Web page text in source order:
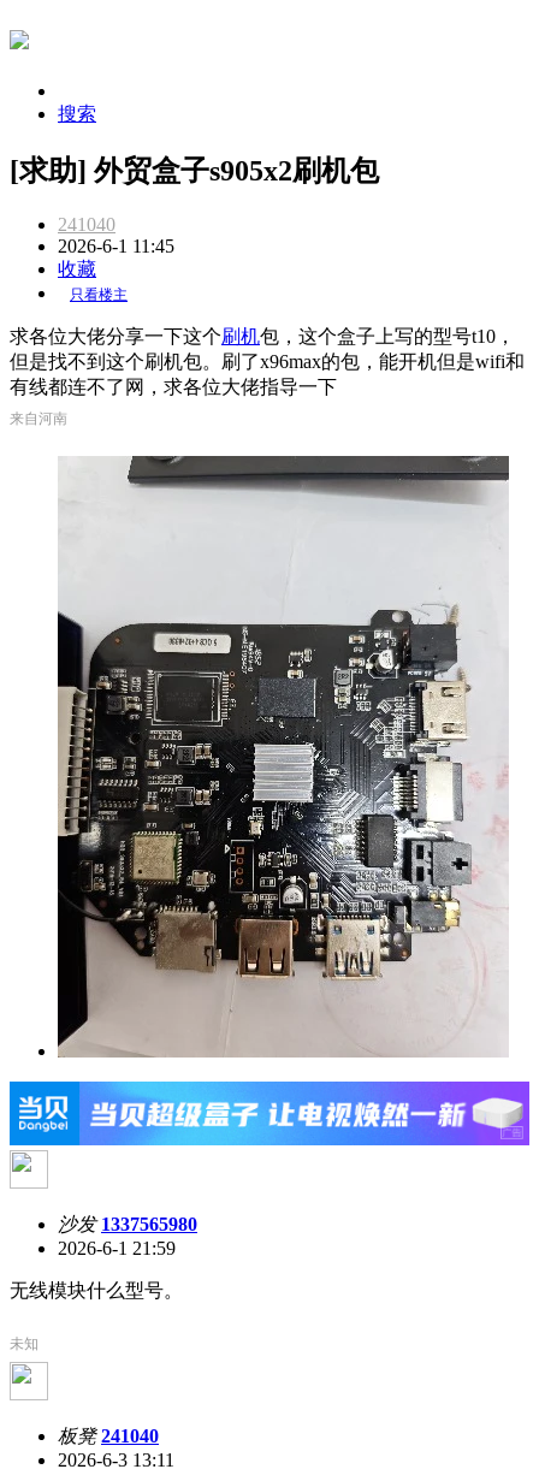
搜索
[求助] 外贸盒子s905x2刷机包
241040
2026-6-1 11:45
收藏
只看楼主
求各位大佬分享一下这个刷机包，这个盒子上写的型号t10，
但是找不到这个刷机包。刷了x96max的包，能开机但是wifi和
有线都连不了网，求各位大佬指导一下
来自河南
沙发 1337565980
2026-6-1 21:59
无线模块什么型号。
未知
板凳 241040
2026-6-3 13:11